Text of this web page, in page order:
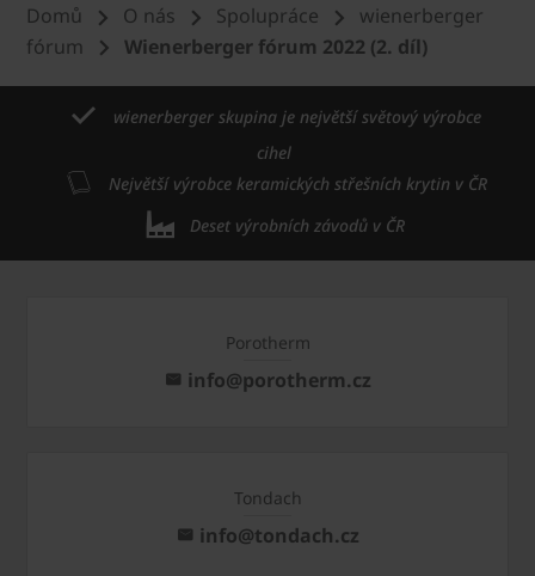
Domů O nás Spolupráce
wienerberger
fórum
Wienerberger fórum 2022 (2. díl)
wienerberger skupina je největší světový výrobce
cihel
Největší výrobce keramických střešních krytin v ČR
Deset výrobních závodů v ČR
Porotherm
info@porotherm.cz
Tondach
info@tondach.cz